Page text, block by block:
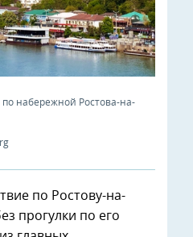
по набережной Ростова-на-
по Ростову-на-
прогулки по его